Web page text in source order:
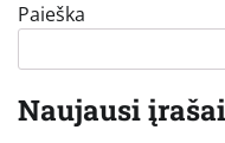
Paieška
Naujausi įrašai